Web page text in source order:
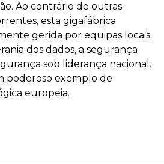
Ao contrário de outras
esta gigafábrica
gerida por equipas locais.
dos dados, a segurança
sob liderança nacional.
poderoso exemplo de
europeia.